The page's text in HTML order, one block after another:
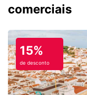
comerciais
15%
de desconto